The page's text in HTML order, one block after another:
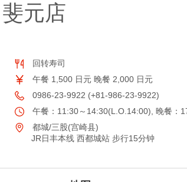
元店
回转寿司
午餐 1,500 日元 晚餐 2,000 日元
0986-23-9922 (+81-986-23-9922)
午餐：11:30～14:30(L.O.14:00), 晚餐：
都城/三股(宫崎县)
JR日丰本线 西都城站 步行15分钟